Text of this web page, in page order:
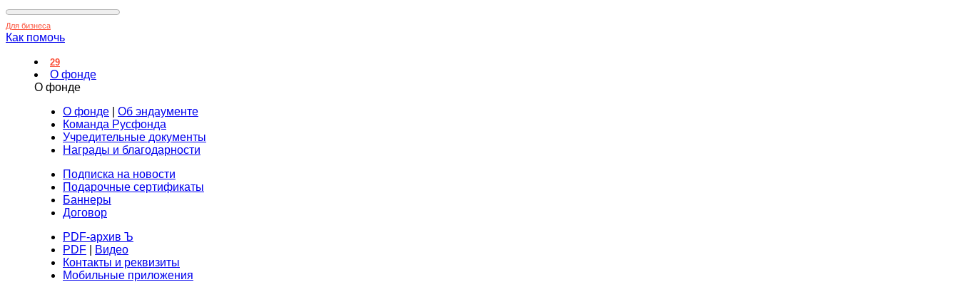
Для бизнеса
Как помочь
29
О фонде
О фонде
О фонде
Об эндаументе
Команда Русфонда
Учредительные документы
Награды и благодарности
Подписка на новости
Подарочные сертификаты
Баннеры
Договор
PDF-архив Ъ
PDF
Видео
Контакты и реквизиты
Мобильные приложения